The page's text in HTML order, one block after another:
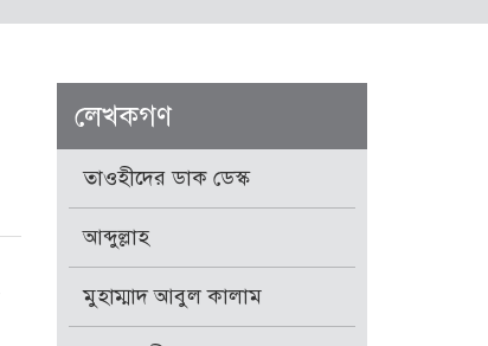
লেখকগণ
তাওহীদের ডাক ডেস্ক
আব্দুল্লাহ
মুহাম্মাদ আবুল কালাম